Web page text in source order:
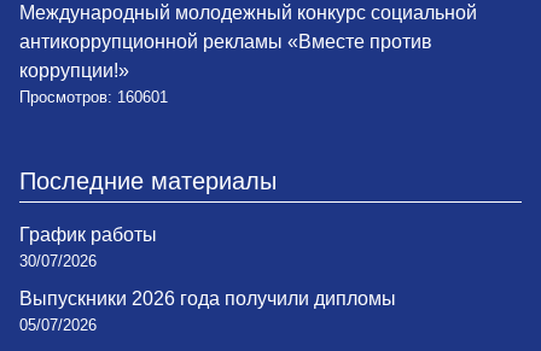
Международный молодежный конкурс социальной
антикоррупционной рекламы «Вместе против
коррупции!»
Просмотров: 160601
Последние материалы
График работы
30/07/2026
Выпускники 2026 года получили дипломы
05/07/2026